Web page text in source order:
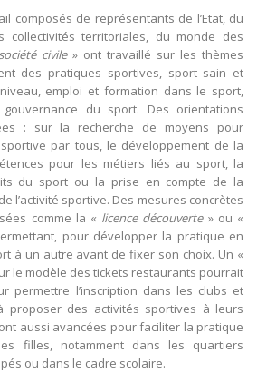
composés de représentants de l’Etat, du
collectivités territoriales, du monde des
société civile» ont travaillé sur les thèmes
des pratiques sportives, sport sain et
emploi et formation dans le sport,
du sport. Des orientations
: sur la recherche de moyens pour
par tous, le développement de la
pour les métiers liés au sport, la
du sport ou la prise en compte de la
l’activité sportive. Des mesures concrètes
comme la « licence découverte» ou «
pour développer la pratique en
à un autre avant de fixer son choix. Un «
le modèle des tickets restaurants pourrait
permettre l’inscription dans les clubs et
proposer des activités sportives à leurs
aussi avancées pour faciliter la pratique
filles, notamment dans les quartiers
ou dans le cadre scolaire.